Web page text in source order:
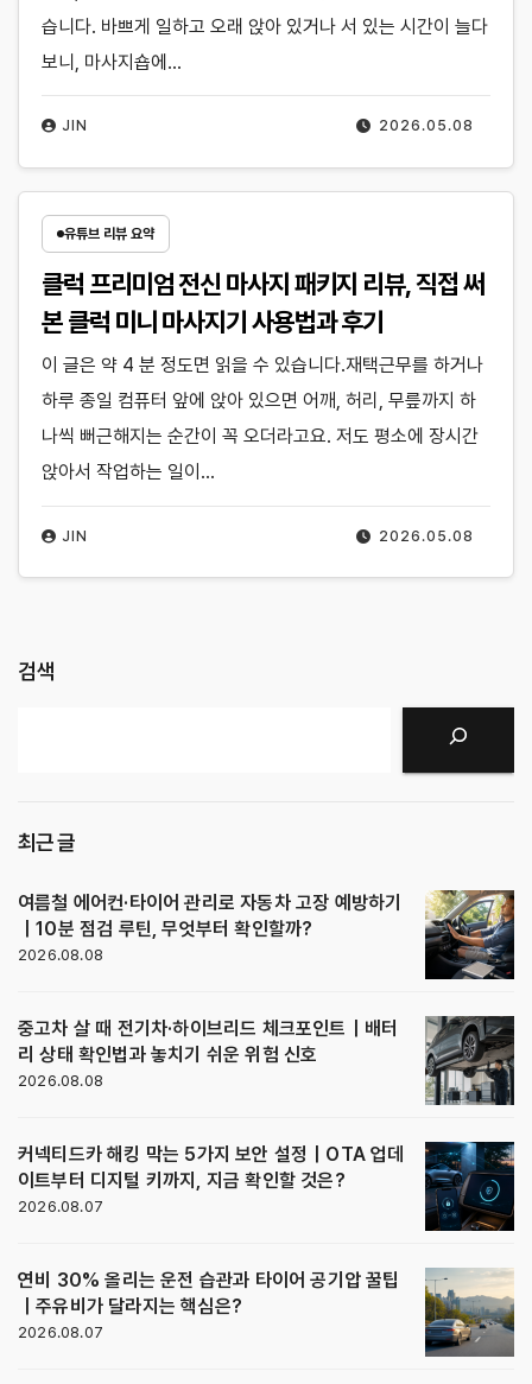
2026.05.08
JIN
습니다. 바쁘게 일하고 오래 앉아 있거나 서 있는 시간이 늘다
보니, 마사지숍에…
유튜브 리뷰 요약
클럭 프리미엄 전신 마사지 패키지 리뷰, 직접 써
본 클럭 미니 마사지기 사용법과 후기
2026.05.08
JIN
이 글은 약 4 분 정도면 읽을 수 있습니다.재택근무를 하거나
하루 종일 컴퓨터 앞에 앉아 있으면 어깨, 허리, 무릎까지 하
나씩 뻐근해지는 순간이 꼭 오더라고요. 저도 평소에 장시간
앉아서 작업하는 일이…
검색
최근 글
여름철 에어컨·타이어 관리로 자동차 고장 예방하기
｜10분 점검 루틴, 무엇부터 확인할까?
2026.08.08
중고차 살 때 전기차·하이브리드 체크포인트｜배터
리 상태 확인법과 놓치기 쉬운 위험 신호
2026.08.08
커넥티드카 해킹 막는 5가지 보안 설정｜OTA 업데
이트부터 디지털 키까지, 지금 확인할 것은?
2026.08.07
연비 30% 올리는 운전 습관과 타이어 공기압 꿀팁
｜주유비가 달라지는 핵심은?
2026.08.07